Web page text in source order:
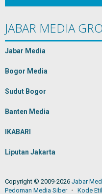
JABAR MEDIA
Jabar Media
Bogor Media
Sudut Bogor
Banten Media
IKABARI
Liputan Jakarta
Copyright © 2009-2026 Jabar
Pedoman Media Siber
Kode